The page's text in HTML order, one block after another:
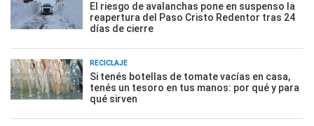
El riesgo de avalanchas pone en suspenso la
reapertura del Paso Cristo Redentor tras 24
días de cierre
RECICLAJE
Si tenés botellas de tomate vacías en casa,
tenés un tesoro en tus manos: por qué y para
qué sirven